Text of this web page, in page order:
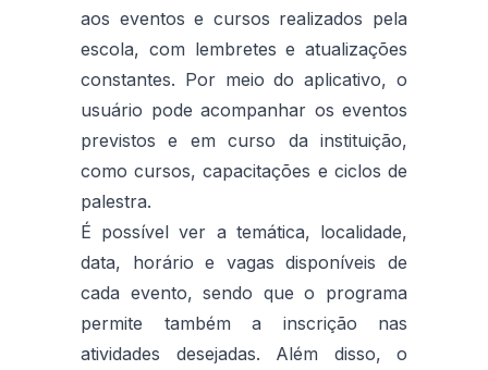
aos eventos e cursos realizados pela
escola, com lembretes e atualizações
constantes. Por meio do aplicativo, o
usuário pode acompanhar os eventos
previstos e em curso da instituição,
como cursos, capacitações e ciclos de
palestra.
É possível ver a temática, localidade,
data, horário e vagas disponíveis de
cada evento, sendo que o programa
permite também a inscrição nas
atividades desejadas. Além disso, o